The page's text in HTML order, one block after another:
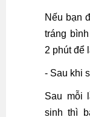
Nếu bạn
tráng
2 phút để
- Sau khi
Sau mỗi
sinh thì